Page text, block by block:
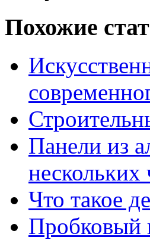
Похожие
Панели из
Что такое
Пробковый